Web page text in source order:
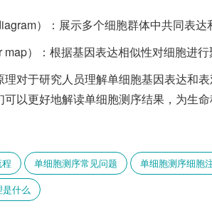
）：展示多个细胞群体中共同表达
map）：根据基因表达相似性对细胞进
对于研究人员理解单细胞基因表达和
以更好地解读单细胞测序结果，为生命
单细胞测序常见问题 单细胞测序细胞
什么